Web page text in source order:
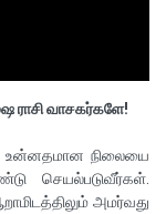
ராசி வாசகர்களே!
உன்னதமான நிலையை
செயல்படுவீர்கள்.
அமர்வது